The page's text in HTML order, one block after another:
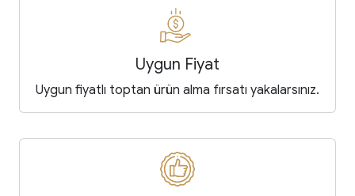
Uygun Fiyat
Uygun fiyatlı toptan ürün alma fırsatı yakalarsınız.